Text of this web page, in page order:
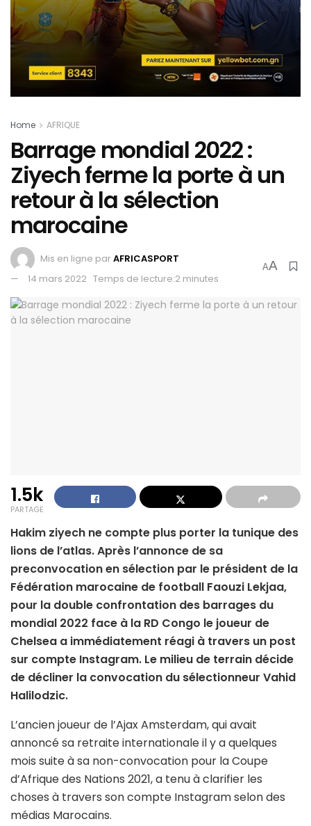
Home AFRIQUE
Barrage mondial 2022 :
Ziyech ferme la porte à un
retour à la sélection
marocaine
Mis en ligne parAFRICASPORT
14 mars 2022 Temps de lecture:2 minutes
AA
1.5k
PARTAGE
Hakim ziyech ne compte plus porter la tunique des
lions de l’atlas. Après l’annonce de sa
preconvocation en sélection par le président de la
Fédération marocaine de football Faouzi Lekjaa,
pour la double confrontation des barrages du
mondial 2022 face à la RD Congo le joueur de
Chelsea a immédiatement réagi à travers un post
sur compte Instagram. Le milieu de terrain décide
de décliner la convocation du sélectionneur Vahid
Halilodzic.
L’ancien joueur de l’Ajax Amsterdam, qui avait
annoncé sa retraite internationale il y a quelques
mois suite à sa non-convocation pour la Coupe
d’Afrique des Nations 2021, a tenu à clarifier les
choses à travers son compte Instagram selon des
médias Marocains.